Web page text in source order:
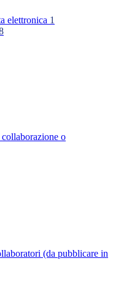
elettronica 1
o
(da pubblicare in